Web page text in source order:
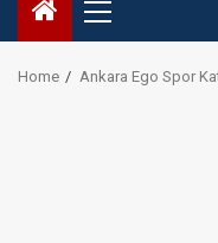
Primary
Menu
Home Ankara Ego Spor